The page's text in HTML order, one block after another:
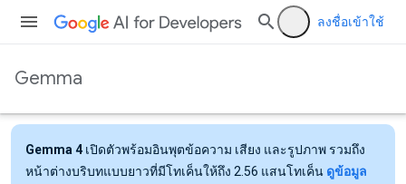
ลงชื่อเข้าใช้
Gemma
Gemma 4 เปิดตัวพร้อมอินพุตข้อความ เสียง และรูปภาพ รวมถึง
หน้าต่างบริบทแบบยาวที่มีโทเค็นให้ถึง 2.56 แสนโทเค็น ดูข้อมูล